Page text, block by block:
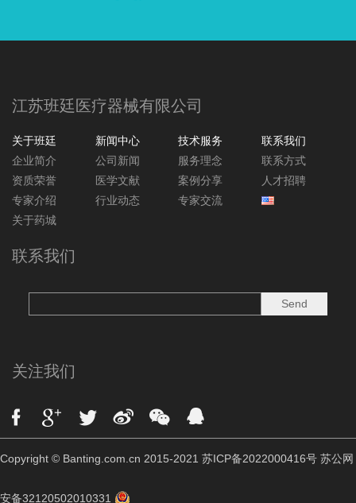
江苏班廷医疗器械有限公司
关于班廷
企业简介
资质荣誉
专家介绍
关于药城
新闻中心
公司新闻
医学文献
行业动态
技术服务
服务理念
案例分享
专家交流
联系我们
联系方式
人才招聘
联系我们
关注我们
Copyright © Banting.com.cn 2015-2021 苏ICP备2022000416号 苏公网
安备32120502010331